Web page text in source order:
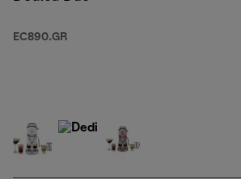
EC890.GR